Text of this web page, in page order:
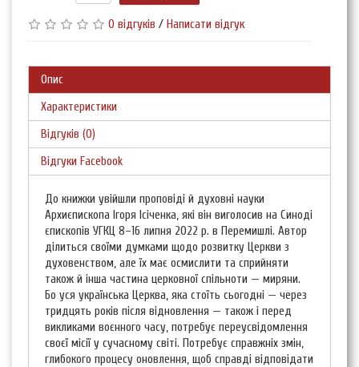
0 відгуків / Написати відгук
Опис
Характеристики
Відгуків (0)
Відгуки Facebook
До книжки увійшли проповіді й духовні науки
Архиєпископа Ігоря Ісіченка, які він виголосив на Синоді
єпископів УГКЦ 8–16 липня 2022 р. в Перемишлі. Автор
ділиться своїми думками щодо розвитку Церкви з
духовенством, але їх має осмислити та сприйняти
також й інша частина церковної спільноти — миряни.
Бо уся українська Церква, яка стоїть сьогодні — через
тридцять років після відновлення — також і перед
викликами воєнного часу, потребує переусвідомлення
своєї місії у сучасному світі. Потребує справжніх змін,
глибокого процесу оновлення, щоб справді відповідати